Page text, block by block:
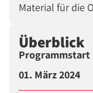
Material für die
Überblick
Programmstart
01. März 2024